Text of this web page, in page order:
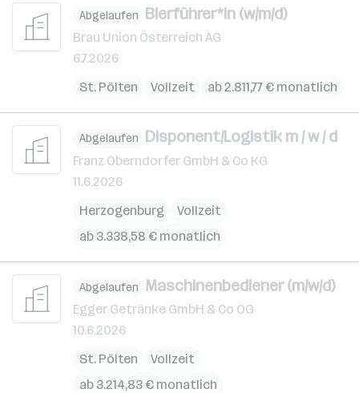
Abgelaufen Bierführer*in (w/m/d)
Brau Union Österreich AG
6.7.2026
St. Pölten
Vollzeit ab 2.811,77 € monatlich
Abgelaufen Disponent/Logistik m / w / d
Franz Oberndorfer GmbH & Co KG
11.6.2026
Herzogenburg
Vollzeit
ab 3.338,58 € monatlich
Abgelaufen Maschinenbediener (m/w/d)
Egger Getränke GmbH & Co OG
10.6.2026
St. Pölten
Vollzeit
ab 3.214,83 € monatlich